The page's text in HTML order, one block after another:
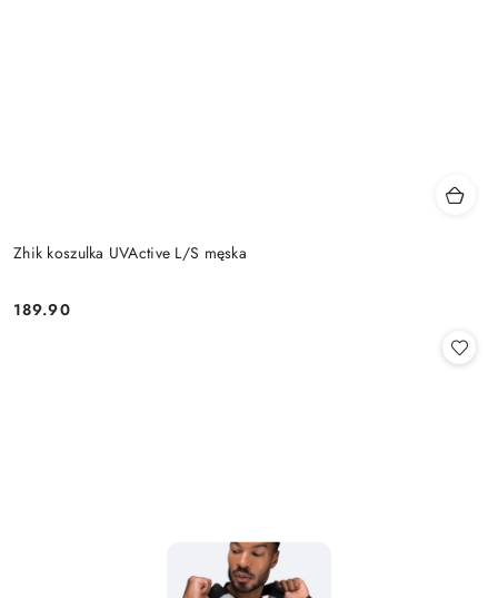
Zhik koszulka UVActive L/S męska
Cena:
189.90